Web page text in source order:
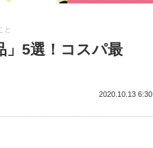
と
」5選！コスパ最
2020.10.13 6:30